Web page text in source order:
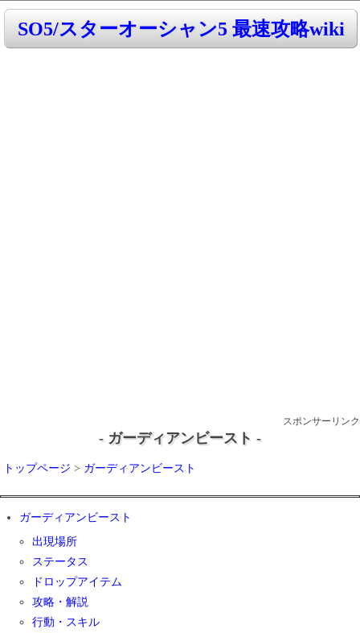
SO5/スターオーシャン5 最速攻略wiki
スポンサーリンク
- ガーディアンビースト -
トップページ > ガーディアンビースト
ガーディアンビースト
出現場所
ステータス
ドロップアイテム
攻略・解説
行動・スキル